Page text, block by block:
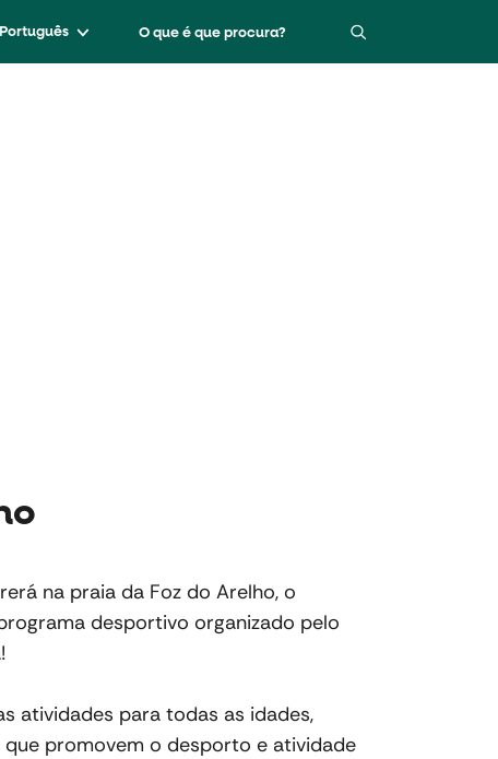
Português
na praia da Foz do Arelho, o
desportivo organizado pelo
atividades para todas as idades,
promovem o desporto e atividade